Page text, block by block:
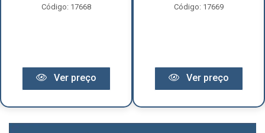
Código: 17668
Ver preço
Código: 17669
Ver preço